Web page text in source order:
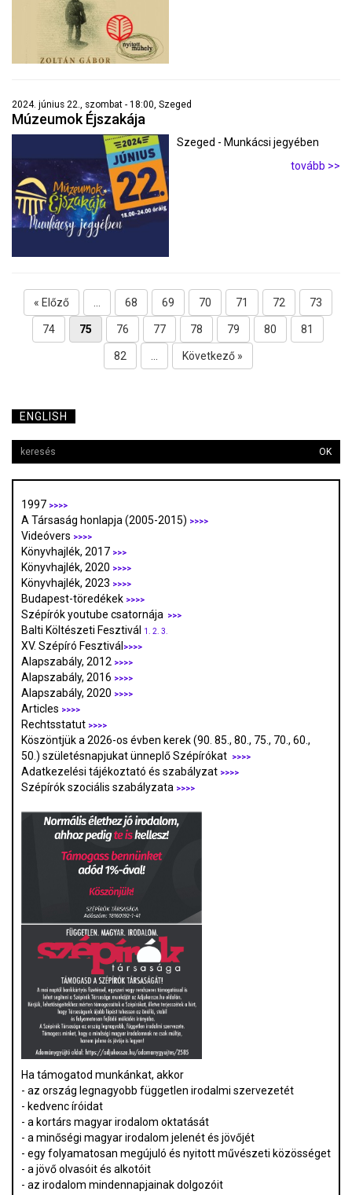
2024. június 22., szombat - 18:00, Szeged
Múzeumok Éjszakája
Szeged - Munkácsi jegyében
tovább >>
« Előző ... 68 69 70 71 72 73
74 75 76 77 78 79 80 81
82 ... Következő »
ENGLISH
OK
1997 >>>>
A Társaság honlapja (2005-2015) >>>>
Videóvers >>>>
Könyvhajlék, 2017 >>>
Könyvhajlék, 2020 >>>>
Könyvhajlék, 2023 >>>>
Budapest-töredékek >>>>
Szépírók youtube csatornája >>>
Balti Költészeti Fesztivál 1. 2. 3.
XV. Szépíró Fesztivál >>>>
Alapszabály, 2012 >>>>
Alapszabály, 2016 >>>>
Alapszabály, 2020 >>>>
Articles >>>>
Rechtsstatut >>>>
Köszöntjük a 2026-os évben kerek (90. 85., 80., 75., 70., 60.,
50.) születésnapjukat ünneplő Szépírókat
>>>>
Adatkezelési tájékoztató és szabályzat >>>>
Szépírók szociális szabályzata >>>>
Ha támogatod munkánkat, akkor
- az ország legnagyobb független irodalmi szervezetét
- kedvenc íróidat
- a kortárs magyar irodalom oktatását
- a minőségi magyar irodalom jelenét és jövőjét
- egy folyamatosan megújuló és nyitott művészeti közösséget
- a jövő olvasóit és alkotóit
- az irodalom mindennapjainak dolgozóit